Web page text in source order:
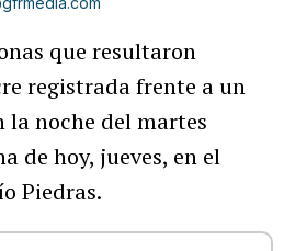
que resultaron
registrada frente a un
la noche del martes
de hoy, jueves, en el
Piedras.